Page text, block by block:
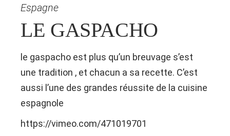
Espagne
LE GASPACHO
le gaspacho est plus qu’un breuvage s’est
une tradition , et chacun a sa recette. C’est
aussi l’une des grandes réussite de la cuisine
espagnole
https://vimeo.com/471019701